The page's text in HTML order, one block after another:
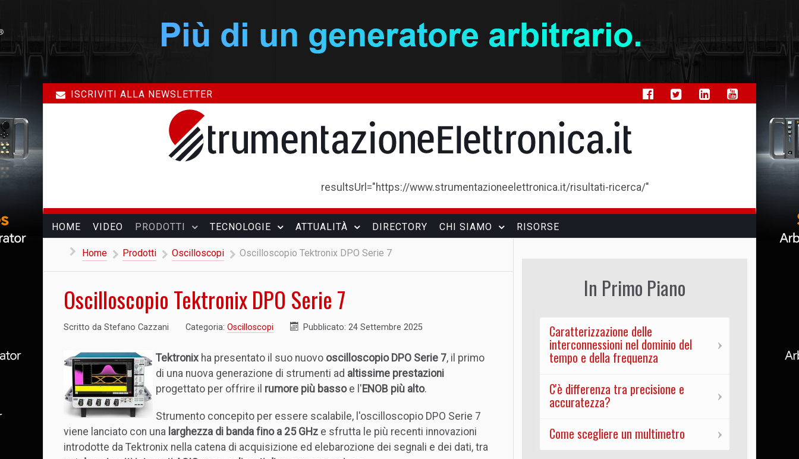
ISCRIVITI ALLA NEWSLETTER
resultsUrl="https://www.strumentazioneelettronica.it/risultati-ricerca/"
HOME VIDEO PRODOTTI TECNOLOGIE ATTUALITÀ DIRECTORY CHI SIAMO RISORSE
Home Prodotti Oscilloscopi Oscilloscopio Tektronix DPO Serie 7
Oscilloscopio Tektronix DPO Serie 7
Scritto da Stefano Cazzani Categoria: Oscilloscopi Pubblicato: 24 Settembre 2025
Tektronix ha presentato il suo nuovo oscilloscopio DPO Serie 7, il primo
di una nuova generazione di strumenti ad altissime prestazioni
progettato per offrire il rumore più bassoe l'ENOB più alto.
Strumento concepito per essere scalabile, l'oscilloscopio DPO Serie 7
viene lanciato con una larghezza di banda fino a 25 GHz e sfrutta le più recenti innovazioni
introdotte da Tektronix nella catena di acquisizione ed elebarozione dei segnali e dei dati, tra
In Primo Piano
Caratterizzazione delle
interconnessioni nel dominio del
tempo e della frequenza
C'è differenza tra precisione e
accuratezza?
Come scegliere un multimetro